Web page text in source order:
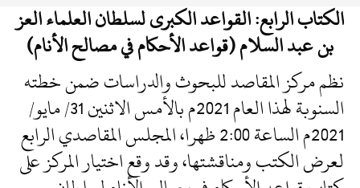
الكتاب الرابع: القواعد الكبرى لسلطان العلماء العز
بن عبد السلام (قواعد الأحكام في مصالح الأنام)
نظم مركز المقاصد للبحوث والدراسات ضمن خطته
السنوبة لهذا العام 2021م بالأمس الاثنين 31/ مايو/
2021م الساعة 2:00 ظهرا، المجلس المقاصدي الرابع
لعرض الكتب ومناقشتها، وقد وقع اختيار المركز على